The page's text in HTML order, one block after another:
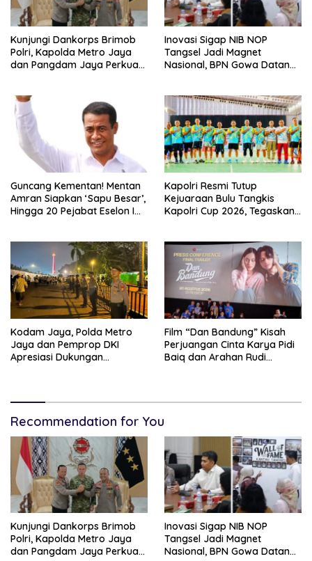
Kunjungi Dankorps Brimob
Polri, Kapolda Metro Jaya
dan Pangdam Jaya Perkuat
Inovasi Sigap NIB NOP
Tangsel Jadi Magnet
Nasional, BPN Gowa Datang
Guncang Kementan! Mentan
Amran Siapkan ‘Sapu Besar’,
Hingga 20 Pejabat Eselon I
Kapolri Resmi Tutup
Kejuaraan Bulu Tangkis
Kapolri Cup 2026, Tegaskan
Kodam Jaya, Polda Metro
Jaya dan Pemprop DKI
Apresiasi Dukungan
Film “Dan Bandung” Kisah
Perjuangan Cinta Karya Pidi
Baiq dan Arahan Rudi
Recommendation for You
Kunjungi Dankorps Brimob
Polri, Kapolda Metro Jaya
dan Pangdam Jaya Perkuat
Inovasi Sigap NIB NOP
Tangsel Jadi Magnet
Nasional, BPN Gowa Datang